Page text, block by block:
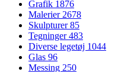
Grafik 1876
Malerier2678
Skulpturer85
Tegninger483
Diverse legetøj 1044
Glas 96
Messing 250